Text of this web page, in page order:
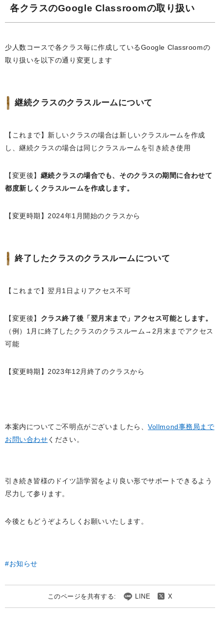
各クラスのGoogle Classroomの取り扱い
少人数コースで各クラス毎に作成しているGoogle Classroomの
取り扱いを以下の通り変更します
継続クラスのクラスルームについて
【これまで】新しいクラスの場合は新しいクラスルームを作成
し、継続クラスの場合は同じクラスルームを引き続き使用
【変更後】 継続クラスの場合でも、そのクラスの期間に合わせて
都度新しくクラスルームを作成します。
【変更時期】2024年1月開始のクラスから
終了したクラスのクラスルームについて
【これまで】翌月1日よりアクセス不可
【変更後】 クラス終了後「翌月末まで」アクセス可能とします。
（例）1月に終了したクラスのクラスルーム→2月末までアクセス
可能
【変更時期】2023年12月終了のクラスから
本案内についてご不明点がございましたら、Vollmond事務局まで
お問い合わせください。
引き続き皆様のドイツ語学習をより良い形でサポートできるよう
尽力して参ります。
今後ともどうぞよろしくお願いいたします。
お知らせ
このページを共有する: LINE X